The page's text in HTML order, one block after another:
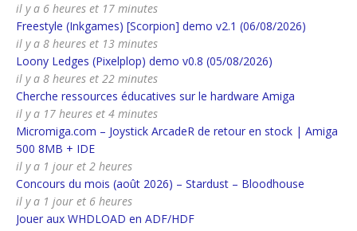
il y a 6 heures et 17 minutes
Freestyle (Inkgames) [Scorpion] demo v2.1 (06/08/2026)
il y a 8 heures et 13 minutes
Loony Ledges (Pixelplop) demo v0.8 (05/08/2026)
il y a 8 heures et 22 minutes
Cherche ressources éducatives sur le hardware Amiga
il y a 17 heures et 4 minutes
Micromiga.com – Joystick ArcadeR de retour en stock | Amiga
500 8MB + IDE
il y a 1 jour et 2 heures
Concours du mois (août 2026) – Stardust – Bloodhouse
il y a 1 jour et 6 heures
Jouer aux WHDLOAD en ADF/HDF